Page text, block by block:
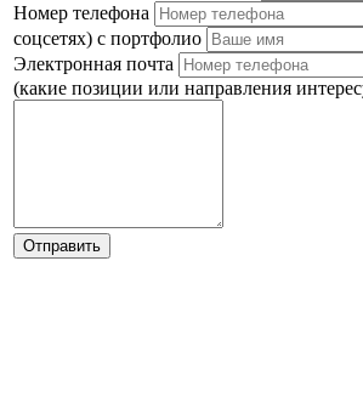
Номер телефона
соцсетях) с портфолио
Электронная почта
(какие позиции или направления
Отправить